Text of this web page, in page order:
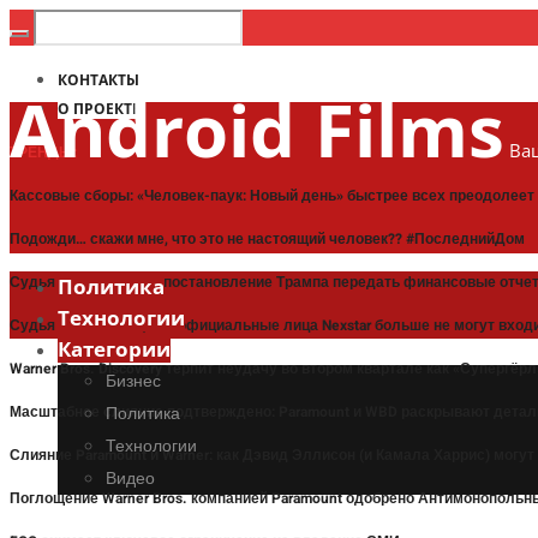
КОНТАКТЫ
О ПРОЕКТЕ
ТРЕНДЫ:
Кассовые сборы: «Человек-паук: Новый день» быстрее всех
Подожди… скажи мне, что это не настоящий человек?? #ПоследнийДом
Судья приостановил постановление Трампа передать финансовые
Судья постановил, что официальные лица Nexstar больше не могут
Warner Bros. Discovery терпит неудачу во втором квартале как
Масштабное слияние подтверждено: Paramount и WBD раскрывают
Слияние Paramount и Warner: как Дэвид Эллисон (и Камала Харрис) могут
Поглощение Warner Bros. компанией Paramount одобрено
Android Films
Политика
Технологии
Категории
Бизнес
Политика
Технологии
Видео